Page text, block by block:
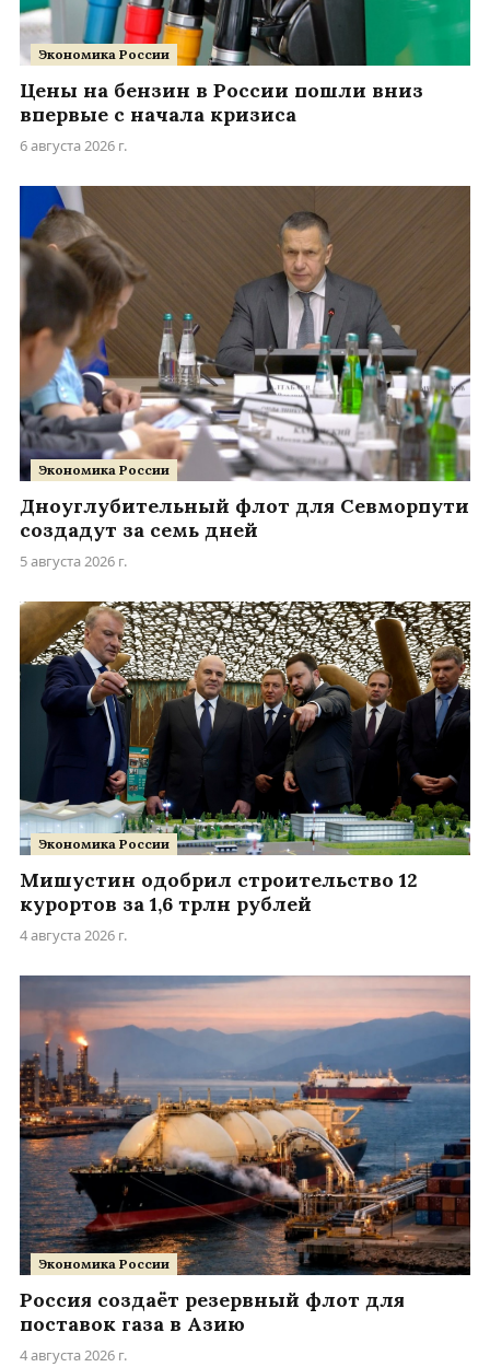
Экономика России
Цены на бензин в России пошли вниз
впервые с начала кризиса
6 августа 2026 г.
Экономика России
Дноуглубительный флот для Севморпути
создадут за семь дней
5 августа 2026 г.
Экономика России
Мишустин одобрил строительство 12
курортов за 1,6 трлн рублей
4 августа 2026 г.
Экономика России
Россия создаёт резервный флот для
поставок газа в Азию
4 августа 2026 г.